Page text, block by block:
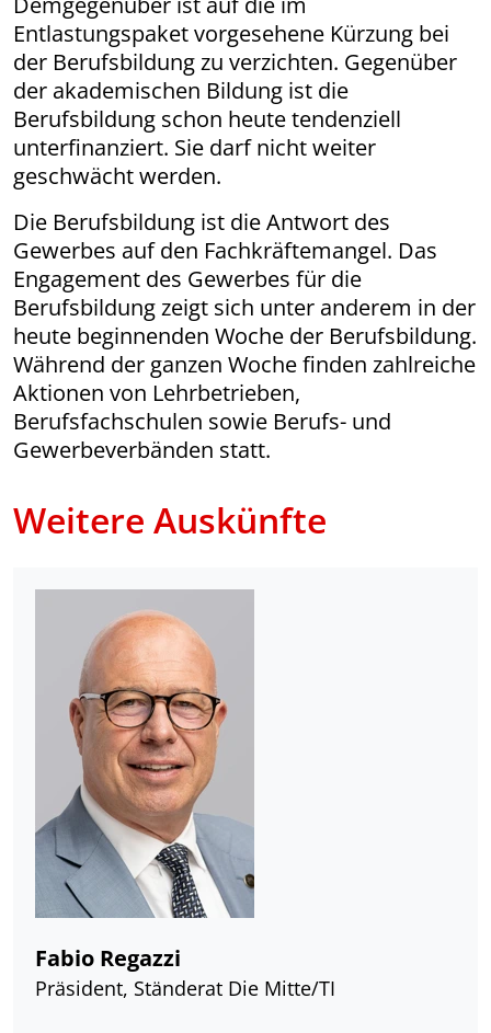
Entlastungspaket vorgesehene Kürzung bei
der Berufsbildung zu verzichten. Gegenüber
der akademischen Bildung ist die
Berufsbildung schon heute tendenziell
unterfinanziert. Sie darf nicht weiter
geschwächt werden.
Die Berufsbildung ist die Antwort des
Gewerbes auf den Fachkräftemangel. Das
Engagement des Gewerbes für die
Berufsbildung zeigt sich unter anderem in der
heute beginnenden Woche der Berufsbildung.
Während der ganzen Woche finden zahlreiche
Aktionen von Lehrbetrieben,
Berufsfachschulen sowie Berufs- und
Gewerbeverbänden statt.
Weitere Auskünfte
Fabio Regazzi
Präsident, Ständerat Die Mitte/TI